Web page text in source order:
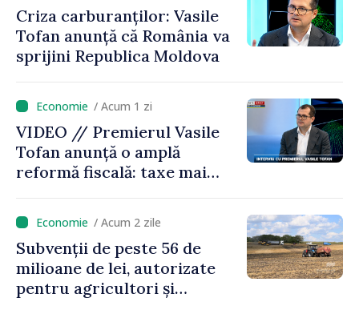
Criza carburanților: Vasile
Tofan anunță că România va
sprijini Republica Moldova
/ Acum 1 zi
VIDEO // Premierul Vasile
Tofan anunță o amplă
reformă fiscală: taxe mai
mari pentru bănci, tutun și
jocurile de noroc
/ Acum 2 zile
Subvenții de peste 56 de
milioane de lei, autorizate
pentru agricultori și